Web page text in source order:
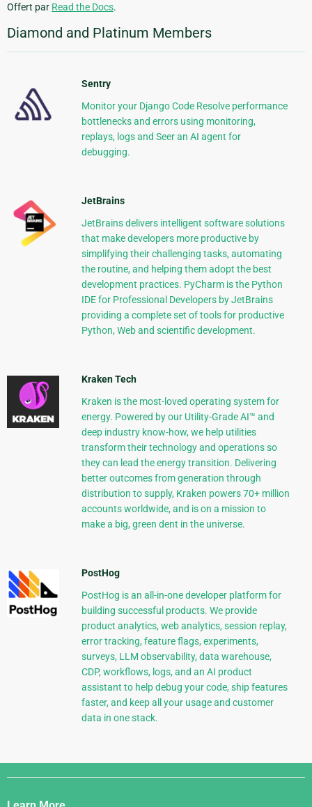
Offert par Read the Docs.
Diamond and Platinum Members
Sentry
Monitor your Django Code Resolve performance
bottlenecks and errors using monitoring,
replays, logs and Seer an AI agent for
debugging.
JetBrains
JetBrains delivers intelligent software solutions
that make developers more productive by
simplifying their challenging tasks, automating
the routine, and helping them adopt the best
development practices. PyCharm is the Python
IDE for Professional Developers by JetBrains
providing a complete set of tools for productive
Python, Web and scientific development.
Kraken Tech
Kraken is the most-loved operating system for
energy. Powered by our Utility-Grade AI™ and
deep industry know-how, we help utilities
transform their technology and operations so
they can lead the energy transition. Delivering
better outcomes from generation through
distribution to supply, Kraken powers 70+ million
accounts worldwide, and is on a mission to
make a big, green dent in the universe.
PostHog
PostHog is an all-in-one developer platform for
building successful products. We provide
product analytics, web analytics, session replay,
error tracking, feature flags, experiments,
surveys, LLM observability, data warehouse,
CDP, workflows, logs, and an AI product
assistant to help debug your code, ship features
faster, and keep all your usage and customer
data in one stack.
Django
Links